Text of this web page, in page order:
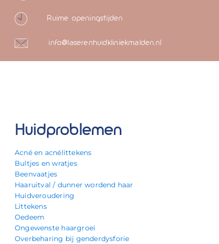
Ruime openingstijden
info@laserenhuidkliniekmalden.nl
Huidproblemen
Acné en acnélittekens
Bultjes en wratjes
Beenvaatjes
Haaruitval / dunner wordend haar
Huidveroudering
Littekens
Oedeem
Ongewenste haargroei
Overbeharing bij genderdysforie